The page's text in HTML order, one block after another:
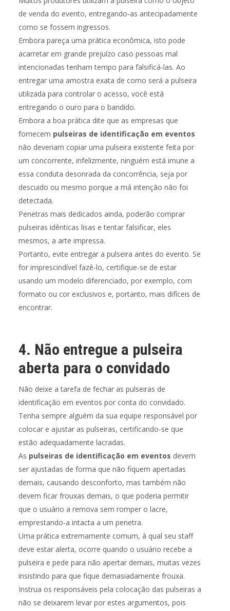
de venda do evento, entregando-as antecipadamente
como se fossem ingressos.
Embora pareça uma prática econômica, isto pode
acarretar em grande prejuízo caso pessoas mal
intencionadas tenham tempo para falsificá-las. Ao
entregar uma amostra exata de como será a pulseira
utilizada para controlar o acesso, você está
entregando o ouro para o bandido.
Embora a boa prática dite que as empresas que
fornecem pulseiras de identificação em eventos
não deveriam copiar uma pulseira existente feita por
um concorrente, infelizmente, ninguém está imune a
essa conduta desonrada da concorrência, seja por
descuido ou mesmo porque a má intenção não foi
detectada.
Penetras mais dedicados ainda, poderão comprar
pulseiras idênticas lisas e tentar falsificar, eles
mesmos, a arte impressa.
Portanto, evite entregar a pulseira antes do evento. Se
for imprescindível fazê-lo, certifique-se de estar
usando um modelo diferenciado, por exemplo, com
formato ou cor exclusivos e, portanto, mais difíceis de
encontrar.
4. Não entregue a pulseira
aberta para o convidado
Não deixe a tarefa de fechar as pulseiras de
identificação em eventos por conta do convidado.
Tenha sempre alguém da sua equipe responsável por
colocar e ajustar as pulseiras, certificando-se que
estão adequadamente lacradas.
As pulseiras de identificação em eventos devem
ser ajustadas de forma que não fiquem apertadas
demais, causando desconforto, mas também não
devem ficar frouxas demais, o que poderia permitir
que o usuário a remova sem romper o lacre,
emprestando-a intacta a um penetra.
Uma prática extremamente comum, à qual seu staff
deve estar alerta, ocorre quando o usuário recebe a
pulseira e pede para não apertar demais, muitas vezes
insistindo para que fique demasiadamente frouxa.
Instrua os responsáveis pela colocação das pulseiras a
não se deixarem levar por estes argumentos, pois